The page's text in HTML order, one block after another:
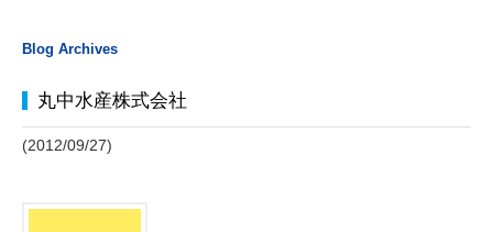
Blog Archives
丸中水産株式会社
(2012/09/27)